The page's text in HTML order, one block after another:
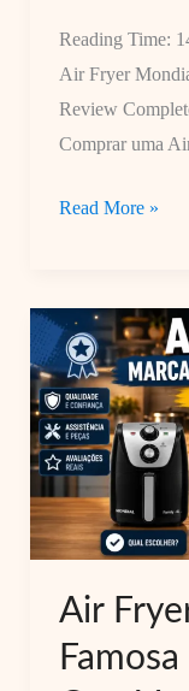
Reading Time:
Air Fryer
Review
Comprar uma
Air
AFN-
50-
BI
5L
Vale
Pena?
Review
Completo
com
Pontos
Read More »
Air